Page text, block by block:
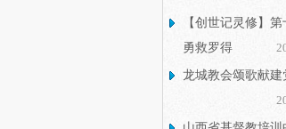
【创世记灵修】第
勇救罗得
龙城教会颂歌献建